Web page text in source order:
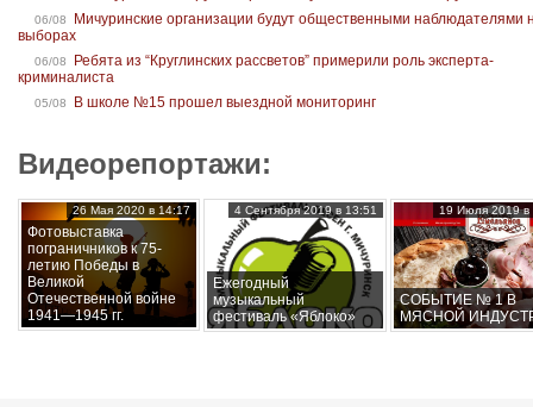
06/08
Мичуринские организации будут общественными наблюдателями
выборах
06/08
Ребята из “Круглинских рассветов” примерили роль эксперта-
криминалиста
05/08 В школе №15 прошел выездной мониторинг
Видеорепортажи:
Фотовыставка
пограничников к 75-
летию Победы в
Великой
Отечественной войне
1941—1945 гг.
26 Мая 2020 в 14:17
Ежегодный
музыкальный
фестиваль «Яблоко»
4 Сентября 2019 в 13:51
СОБЫТИЕ № 1 В
МЯСНОЙ
19 Июля 2019 в